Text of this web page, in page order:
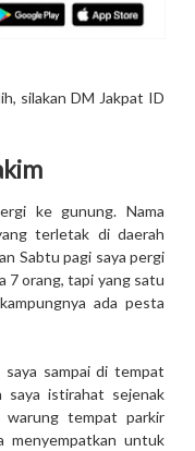
silakan DM Jakpat ID
ke gunung. Nama
terletak di daerah
Sabtu pagi saya pergi
7 orang, tapi yang satu
ada pesta
sampai di tempat
saya istirahat sejenak
warung tempat parkir
menyempatkan untuk